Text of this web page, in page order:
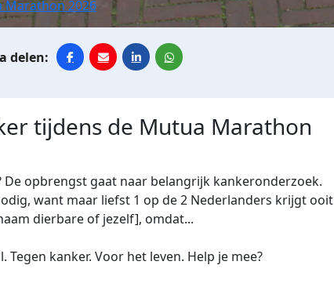
Marathon 2026
tijdens de Mutua Marathon
De opbrengst gaat naar belangrijk kankeronderzoek.
want maar liefst 1 op de 2 Nederlanders krijgt ooit
dierbare of jezelf], omdat...
Tegen kanker. Voor het leven. Help je mee?